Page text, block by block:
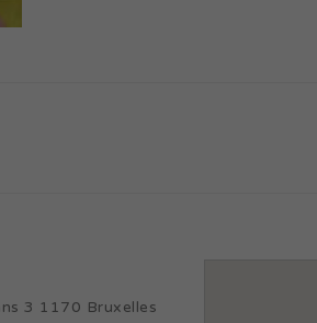
3 1170 Bruxelles